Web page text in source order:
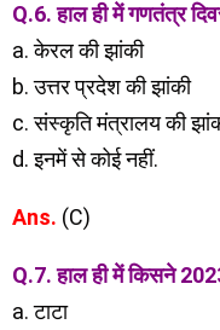
Q.6. हाल ही में गणतंत्र
a. केरल की झांकी
b. उत्तर प्रदेश की झांकी
c. संस्कृति मंत्रालय की
d. इनमें से कोई नहीं.
Ans. (C)
Q.7. हाल ही में किसने
a. टाटा